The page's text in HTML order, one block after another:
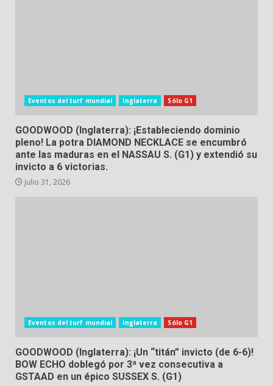
Eventos del turf mundial Inglaterra Sólo G1
GOODWOOD (Inglaterra): ¡Estableciendo dominio
pleno! La potra DIAMOND NECKLACE se encumbró
ante las maduras en el NASSAU S. (G1) y extendió su
invicto a 6 victorias.
julio 31, 2026
Eventos del turf mundial Inglaterra Sólo G1
GOODWOOD (Inglaterra): ¡Un “titán” invicto (de 6-6)!
BOW ECHO doblegó por 3ª vez consecutiva a
GSTAAD en un épico SUSSEX S. (G1)